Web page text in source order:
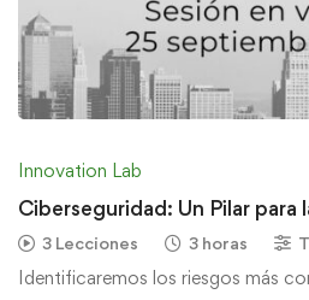
Innovation Lab
Ciberseguridad: Un Pilar para
3 Lecciones 3 horas
Identificaremos los riesgos más